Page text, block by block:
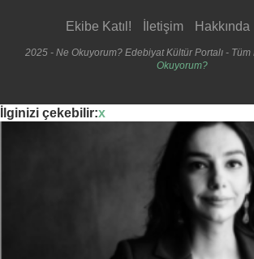
Ekibe Katıl! İletişim Hakkında
2025 - Ne Okuyorum? Edebiyat Kültür Portalı - Tüm
Okuyorum?
İlginizi çekebilir:x